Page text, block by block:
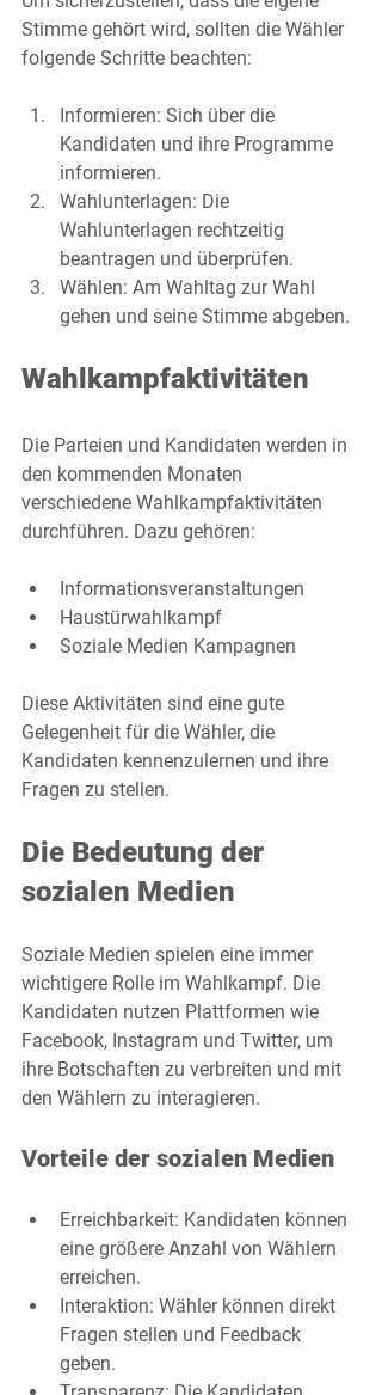
Stimme gehört wird, sollten die Wähler
folgende Schritte beachten:
Informieren: Sich über die
Kandidaten und ihre Programme
informieren.
Wahlunterlagen: Die
Wahlunterlagen rechtzeitig
beantragen und überprüfen.
Wählen: Am Wahltag zur Wahl
gehen und seine Stimme abgeben.
Wahlkampfaktivitäten
Die Parteien und Kandidaten werden in
den kommenden Monaten
verschiedene Wahlkampfaktivitäten
durchführen. Dazu gehören:
Informationsveranstaltungen
Haustürwahlkampf
Soziale Medien Kampagnen
Diese Aktivitäten sind eine gute
Gelegenheit für die Wähler, die
Kandidaten kennenzulernen und ihre
Fragen zu stellen.
Die Bedeutung der
sozialen Medien
Soziale Medien spielen eine immer
wichtigere Rolle im Wahlkampf. Die
Kandidaten nutzen Plattformen wie
Facebook, Instagram und Twitter, um
ihre Botschaften zu verbreiten und mit
den Wählern zu interagieren.
Vorteile der sozialen Medien
Erreichbarkeit: Kandidaten können
eine größere Anzahl von Wählern
erreichen.
Interaktion: Wähler können direkt
Fragen stellen und Feedback
geben.